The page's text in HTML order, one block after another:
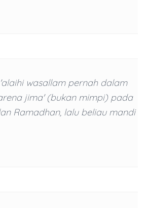
wasallam pernah dalam
jima' (bukan mimpi) pada
Ramadhan, lalu beliau mandi